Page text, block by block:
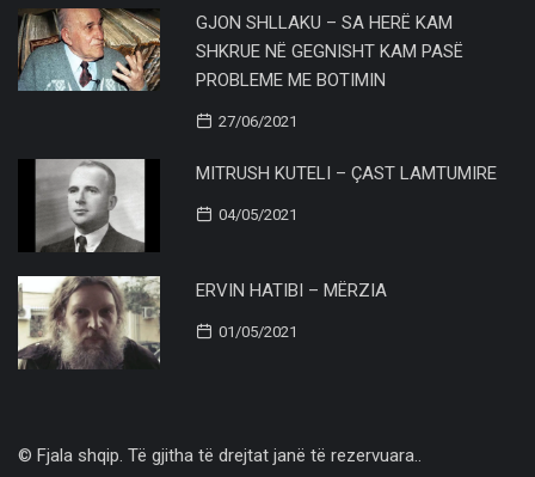
GJON SHLLAKU – SA HERË KAM
SHKRUE NË GEGNISHT KAM PASË
PROBLEME ME BOTIMIN
27/06/2021
MITRUSH KUTELI – ÇAST LAMTUMIRE
04/05/2021
ERVIN HATIBI – MËRZIA
01/05/2021
© Fjala shqip. Të gjitha të drejtat janë të rezervuara..